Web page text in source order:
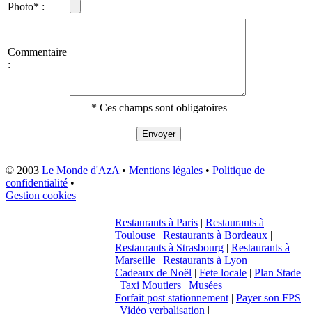
Photo* :
Commentaire
:
* Ces champs sont obligatoires
© 2003 Le Monde d'AzA • Mentions légales • Politique de
confidentialité •
Gestion cookies
Restaurants à Paris | Restaurants à
Toulouse | Restaurants à Bordeaux |
Restaurants à Strasbourg | Restaurants à
Marseille | Restaurants à Lyon |
Cadeaux de Noël | Fete locale | Plan Stade
| Taxi Moutiers | Musées |
Forfait post stationnement | Payer son FPS
| Vidéo verbalisation |